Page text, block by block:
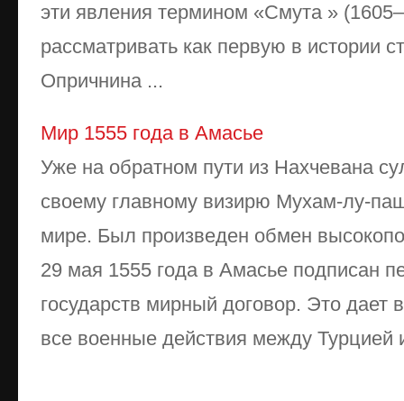
эти явления термином «Смута »
рассматривать как первую в истории
Опричнина ...
Мир 1555 года в Амасье
Уже на обратном пути из Нахчевана
своему главному визирю Мухам-лу-
мире. Был произведен обмен
29 мая 1555 года в Амасье подписан
государств мирный договор. Это дает
все военные действия между